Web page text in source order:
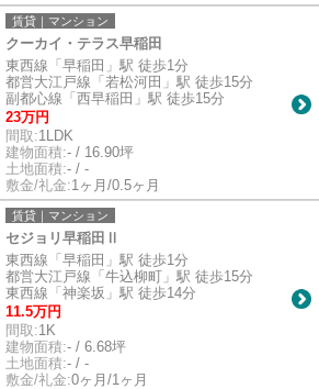
賃貸｜マンション
クーカイ・テラス早稲田
東西線「早稲田」駅 徒歩1分
都営大江戸線「若松河田」駅 徒歩15分
副都心線「西早稲田」駅 徒歩15分
23万円
間取:1LDK
建物面積:- / 16.90坪
土地面積:- / -
敷金/礼金:1ヶ月/0.5ヶ月
賃貸｜マンション
セジョリ早稲田Ⅱ
東西線「早稲田」駅 徒歩1分
都営大江戸線「牛込柳町」駅 徒歩15分
東西線「神楽坂」駅 徒歩14分
11.5万円
間取:1K
建物面積:- / 6.68坪
土地面積:- / -
敷金/礼金:0ヶ月/1ヶ月